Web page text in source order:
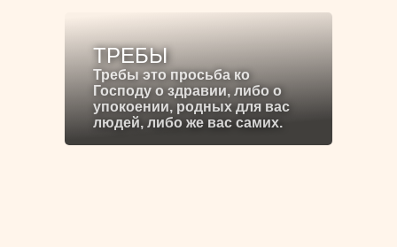
ТРЕБЫ
Требы это просьба ко
Господу о здравии, либо о
упокоении, родных для вас
людей, либо же вас самих.